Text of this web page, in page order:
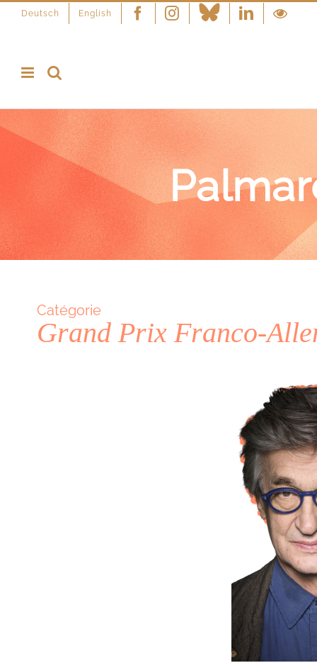
Deutsch English FacebookInstagram Linkedin
Catégorie
Grand Prix Franco-